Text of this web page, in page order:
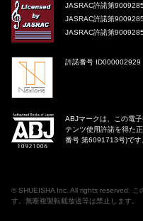
JASRAC許諾第
JASRAC許諾第
JASRAC許諾第
許諾番号 ID000002929
ABJマークは、この電
テンツ使用許諾を得た
番号 第6091713号)です
© SHUEISHA Inc. All rights reserved. こ
す。無断複製転載放送等は禁止します。